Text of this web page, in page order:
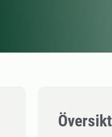
Översikt